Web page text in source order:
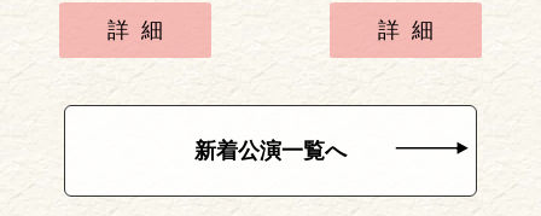
詳細 詳細
新着公演一覧へ